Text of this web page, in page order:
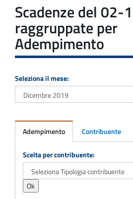
Scadenze del 02-
raggruppate per
Adempimento
Seleziona il mese:
Adempimento Contribuente
Adempimento
Scelta per contribuente: